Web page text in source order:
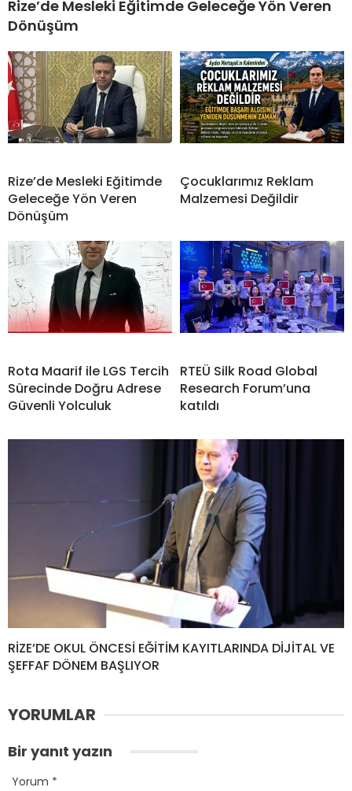
Rize’de Mesleki Eğitimde Geleceğe Yön Veren
Dönüşüm
Rize’de Mesleki Eğitimde
Geleceğe Yön Veren
Dönüşüm
Çocuklarımız Reklam
Malzemesi Değildir
Rota Maarif ile LGS Tercih
Sürecinde Doğru Adrese
Güvenli Yolculuk
RTEÜ Silk Road Global
Research Forum’una
katıldı
RİZE’DE OKUL ÖNCESİ EĞİTİM KAYITLARINDA DİJİTAL VE
ŞEFFAF DÖNEM BAŞLIYOR
YORUMLAR
Bir yanıt yazın
Yorum *